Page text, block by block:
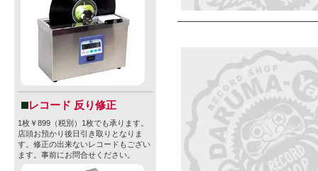
レコード 反り修正
1枚￥899（税別）1枚でも承ります。
店頭お預かり後日引き取りとなりま
す。修正の出来ないレコードもござい
ます。事前にお問合せください。